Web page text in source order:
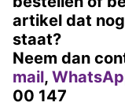
artikel dat
staat?
Neem dan
mail,
00 147